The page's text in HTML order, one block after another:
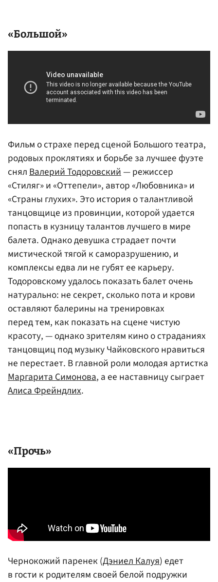
«Большой»
Фильм о страхе перед сценой Большого театра,
родовых проклятиях и борьбе за лучшее фуэте
снялВалерий Тодоровский— режиссер
«Стиляг» и «Оттепели», автор «Любовника» и
«Страны глухих». Это история о талантливой
танцовщице из провинции, которой удается
попасть в кузницу талантов лучшего в мире
балета. Однако девушка страдает почти
мистической тягой к саморазрушению, и
комплексы едва ли не губят ее карьеру.
Тодоровскому удалось показать балет очень
натурально: не секрет, сколько пота и крови
оставляют балерины на тренировках
перед тем, как показать на сцене чистую
красоту, — однако зрителям кино о страданиях
танцовщиц под музыку Чайковского нравиться
не перестает. В главной роли молодая артистка
Маргарита Симонова, а ее наставницу сыграет
Алиса Фрейндлих.
«Прочь»
Чернокожий паренек (Дэниел Калуя) едет
в гости к родителям своей белой подружки